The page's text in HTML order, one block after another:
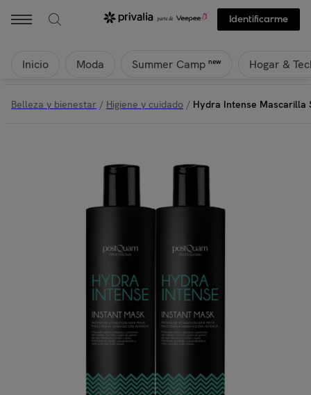
Identificarme
Inicio Moda Summer Camp new Hogar &
Belleza y bienestar / Higiene y cuidado / Hydra Intense Mascarilla